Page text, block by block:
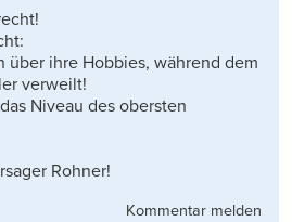
über ihre Hobbies, während dem
verweilt!
Niveau des obersten
Rohner!
Kommentar melden